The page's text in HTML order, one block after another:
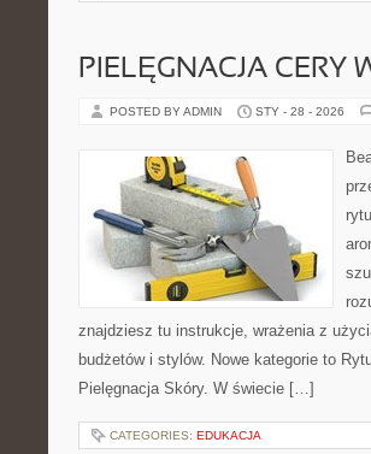
PIELĘGNACJA CERY
POSTED BY ADMIN STY - 28 - 2026
znajdziesz tu instrukcje, wrażenia z
budżetów i stylów. Nowe kategorie to
Pielęgnacja Skóry. W świecie […]
CATEGORIES: EDUKACJA